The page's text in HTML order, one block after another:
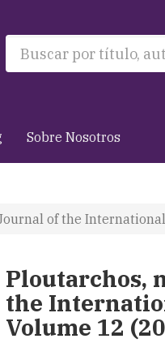
Sobre Nosotros
of the
Ploutarchos,
the
Volume 12